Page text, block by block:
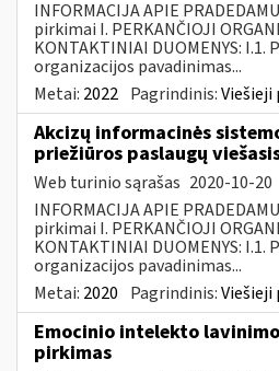
INFORMACIJA APIE
pirkimai I. PERKANČIOJI
KONTAKTINIAI DUOMENYS: I.1.
organizacijos pavadinimas...
Metai: 2022 Pagrindinis:
Akcizų informacinės
priežiūros paslaugų
Web turinio sąrašas 2020-10-20
INFORMACIJA APIE
pirkimai I. PERKANČIOJI
KONTAKTINIAI DUOMENYS: I.1.
organizacijos pavadinimas...
Metai: 2020 Pagrindinis:
Emocinio intelekto
pirkimas